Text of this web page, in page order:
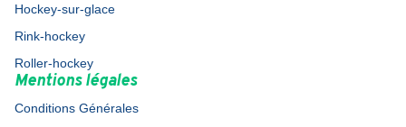
Hockey-sur-glace
Rink-hockey
Roller-hockey
Mentions légales
Conditions Générales